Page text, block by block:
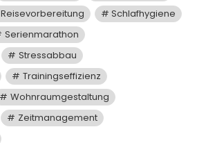
Reisevorbereitung
Schlafhygiene
Serienmarathon
Stressabbau
Trainingseffizienz
Wohnraumgestaltung
Zeitmanagement